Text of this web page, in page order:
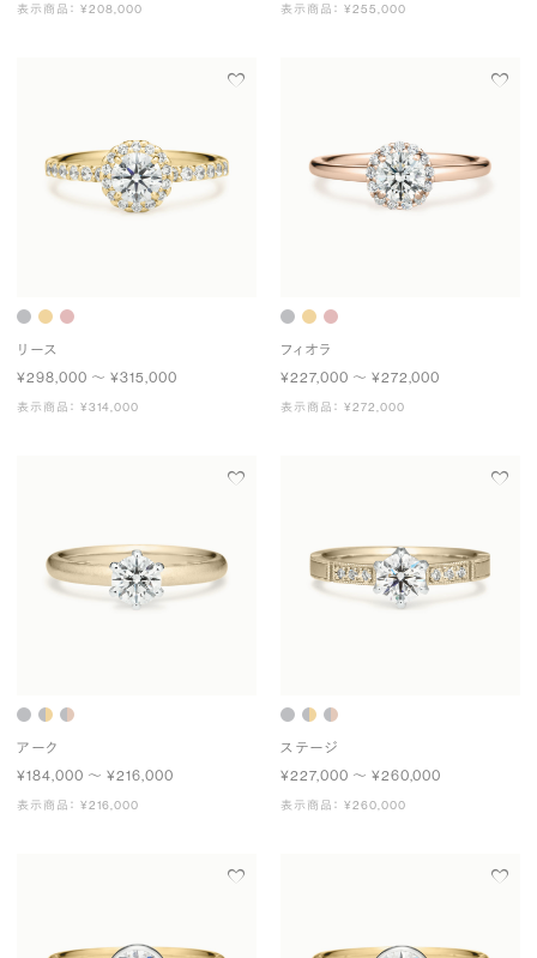
表示商品： ¥208,000 表示商品： ¥255,000
リース
¥298,000 〜 ¥315,000
表示商品： ¥314,000
フィオラ
¥227,000 〜 ¥272,000
表示商品： ¥272,000
アーク
¥184,000 〜 ¥216,000
表示商品： ¥216,000
ステージ
¥227,000 〜 ¥260,000
表示商品： ¥260,000